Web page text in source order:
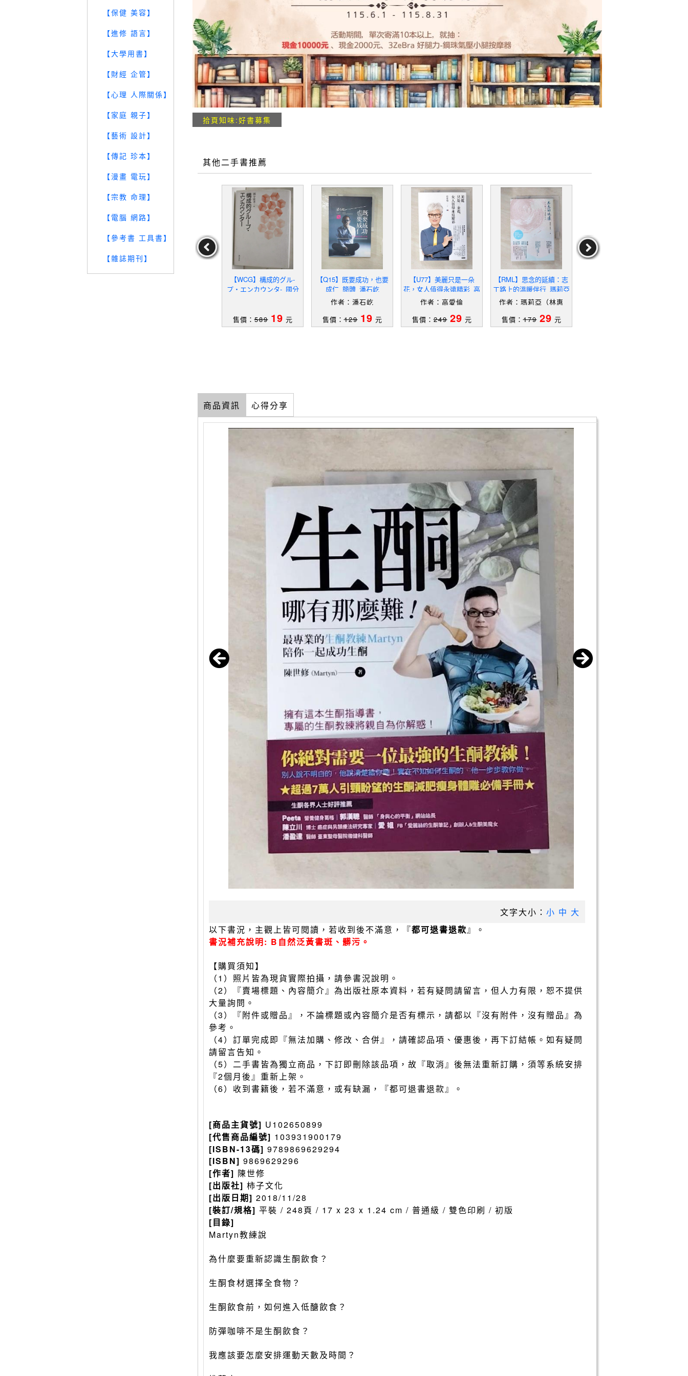
【保健 美容】
【進修 語言】
【大學用書】
【財經 企管】
【心理 人際關係】
【家庭 親子】
【藝術 設計】
【傳記 珍本】
【漫畫 電玩】
【宗教 命理】
【電腦 網路】
【參考書 工具書】
【雜誌期刊】
拾頁知味:好書募集
其他二手書推薦
【WCG】構成的グル-
プ・エンカウンタ-_國分
售價：589 19 元
【Q15】既要成功，也要
成仁_簡體_潘石屹
作者：潘石屹
售價：129 19 元
【U77】美麗只是一朵
花，女人值得永遠精彩_高
愛倫
作者：高愛倫
售價：249 29 元
【RML】思念的延續：志
工路上的溫暖伴行_瑪莉亞
（林惠貞）
作者：瑪莉亞（林惠
售價：179 29 元
商品資訊 心得分享
文字大小： 小 中 大
以下書況，主觀上皆可閱讀，若收到後不滿意，『都可退書退款』。
書況補充說明: B自然泛黃書斑、髒污。
【購買須知】
（1）照片皆為現貨實際拍攝，請參書況說明。
（2）『賣場標題、內容簡介』為出版社原本資料，若有疑問請留言，但人力有限，恕不提供
大量詢問。
（3）『附件或贈品』，不論標題或內容簡介是否有標示，請都以『沒有附件，沒有贈品』為
參考。
（4）訂單完成即『無法加購、修改、合併』，請確認品項、優惠後，再下訂結帳。如有疑問
請留言告知。
（5）二手書皆為獨立商品，下訂即刪除該品項，故『取消』後無法重新訂購，須等系統安排
『2個月後』重新上架。
（6）收到書籍後，若不滿意，或有缺漏，『都可退書退款』。
[商品主貨號] U102650899
[代售商品編號] 103931900179
[ISBN-13碼] 9789869629294
[ISBN] 9869629296
[作者] 陳世修
[出版社] 柿子文化
[出版日期] 2018/11/28
[裝訂/規格] 平裝 / 248頁 / 17 x 23 x 1.24 cm / 普通級 / 雙色印刷 / 初版
[目錄]
Martyn教練說
為什麼要重新認識生酮飲食？
生酮食材選擇全食物？
生酮飲食前，如何進入低醣飲食？
防彈咖啡不是生酮飲食？
我應該要怎麼安排運動天數及時間？